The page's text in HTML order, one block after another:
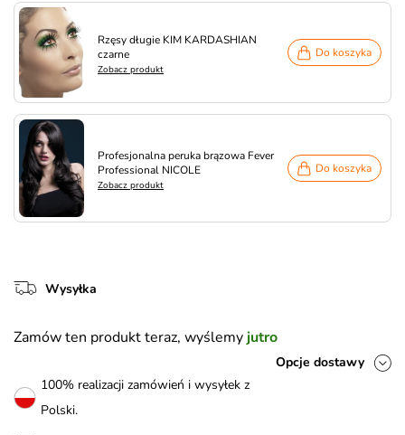
Rzęsy długie KIM KARDASHIAN
czarne
Zobacz produkt
Do koszyka
Profesjonalna peruka brązowa Fever
Professional NICOLE
Zobacz produkt
Do koszyka
Wysyłka
Zamów ten produkt teraz, wyślemy jutro
Opcje dostawy
100% realizacji zamówień i wysyłek z
Polski.